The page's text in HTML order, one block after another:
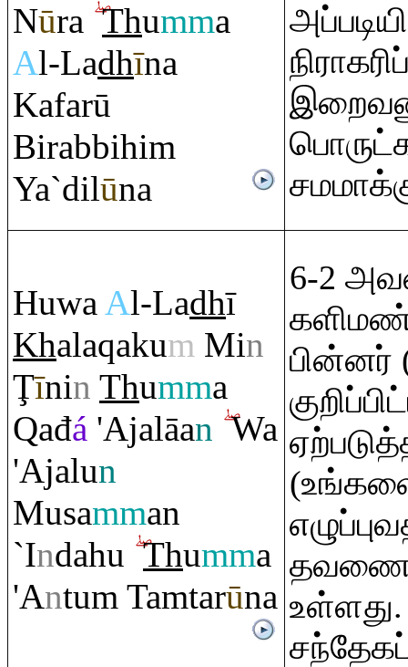
Nūra Thumma
Al-Ladhīna
Kafarū
Birabbihim
Ya`dilūna
HuwaAl-Ladhī
Khalaqakum Min
Ţīnin Thumma
Qađá 'Ajalāan Wa
'Ajalun
Musamman
`Indahu Thumma
'Antum Tamtarūna
6-2
பின்னர்
உள்ளது.